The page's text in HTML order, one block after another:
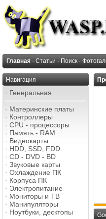
Главная · Статьи · Поиск ·
Навигация
· Генеральная
· Материнские платы
· Контроллеры
· CPU - процессоры
· Память - RAM
· Видеокарты
· HDD, SSD, FDD
· CD - DVD - BD
· Звуковые карты
· Охлаждение ПК
· Корпуса ПК
· Электропитание
· Мониторы и ТВ
· Манипуляторы
· Ноутбуки, десктопы